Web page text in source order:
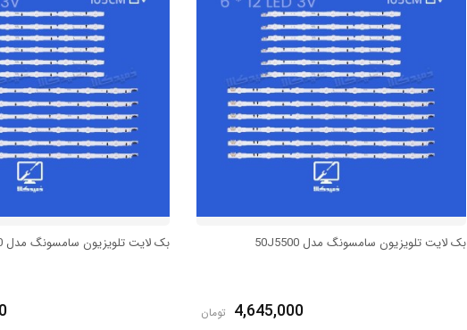
بک لایت تلویزیون سامسونگ مدل 50J5500
4,645,000 تومان
بک لایت تلویزیون سامسونگ مدل 50J5550